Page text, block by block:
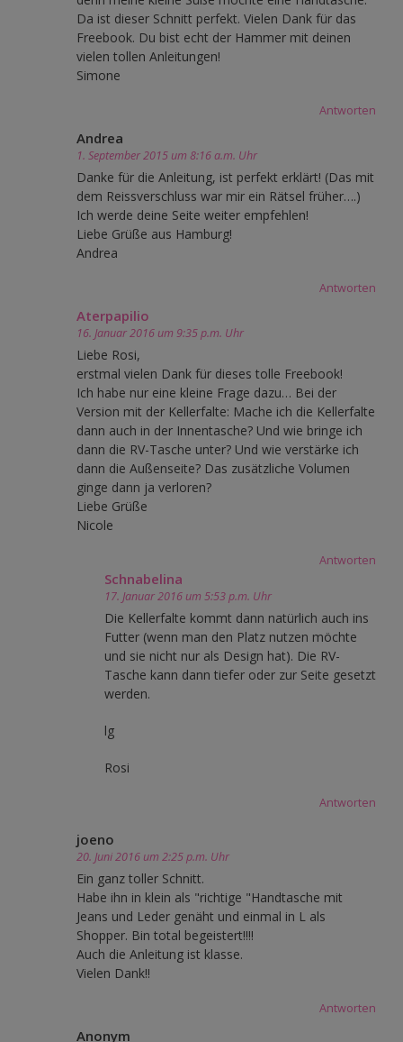
Da ist dieser Schnitt perfekt. Vielen Dank für das
Freebook. Du bist echt der Hammer mit deinen
vielen tollen Anleitungen!
Simone
Antworten
Andrea
1. September 2015 um 8:16 a.m. Uhr
Danke für die Anleitung, ist perfekt erklärt! (Das mit
dem Reissverschluss war mir ein Rätsel früher….)
Ich werde deine Seite weiter empfehlen!
Liebe Grüße aus Hamburg!
Andrea
Antworten
Aterpapilio
16. Januar 2016 um 9:35 p.m. Uhr
Liebe Rosi,
erstmal vielen Dank für dieses tolle Freebook!
Ich habe nur eine kleine Frage dazu… Bei der
Version mit der Kellerfalte: Mache ich die Kellerfalte
dann auch in der Innentasche? Und wie bringe ich
dann die RV-Tasche unter? Und wie verstärke ich
dann die Außenseite? Das zusätzliche Volumen
ginge dann ja verloren?
Liebe Grüße
Nicole
Antworten
Schnabelina
17. Januar 2016 um 5:53 p.m. Uhr
Die Kellerfalte kommt dann natürlich auch ins
Futter (wenn man den Platz nutzen möchte
und sie nicht nur als Design hat). Die RV-
Tasche kann dann tiefer oder zur Seite gesetzt
werden.
lg
Rosi
Antworten
joeno
20. Juni 2016 um 2:25 p.m. Uhr
Ein ganz toller Schnitt.
Habe ihn in klein als "richtige "Handtasche mit
Jeans und Leder genäht und einmal in L als
Shopper. Bin total begeistert!!!!
Auch die Anleitung ist klasse.
Vielen Dank!!
Antworten
Anonym